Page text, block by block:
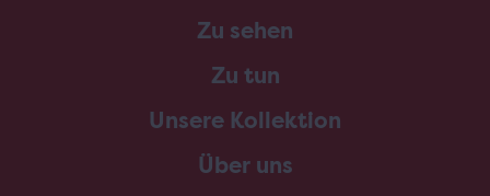
Zu sehen
Zu tun
Unsere Kollektion
Über uns